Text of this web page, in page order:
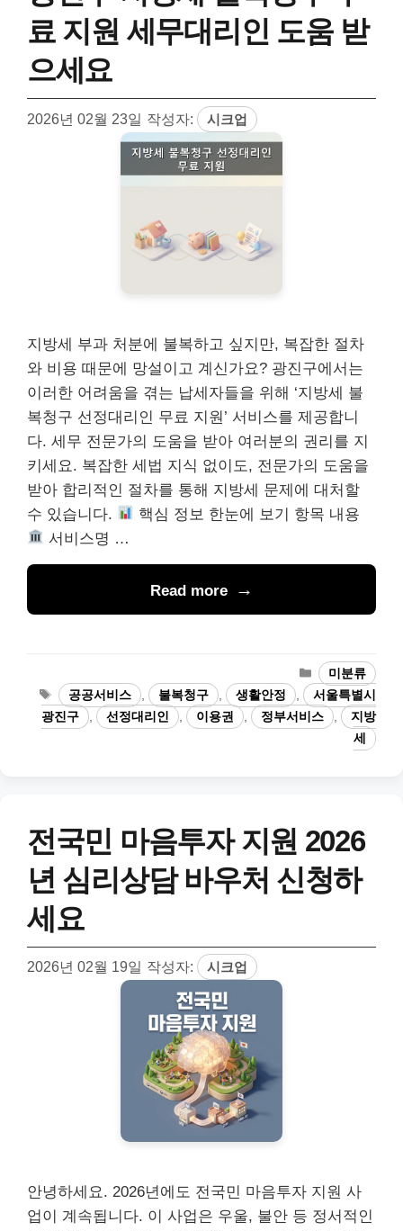
료 지원 세무대리인 도움 받
으세요
2026년 02월 23일 작성자: 시크업
지방세 부과 처분에 불복하고 싶지만, 복잡한 절차
와 비용 때문에 망설이고 계신가요? 광진구에서는
이러한 어려움을 겪는 납세자들을 위해 ‘지방세 불
복청구 선정대리인 무료 지원’ 서비스를 제공합니
다. 세무 전문가의 도움을 받아 여러분의 권리를 지
키세요. 복잡한 세법 지식 없이도, 전문가의 도움을
받아 합리적인 절차를 통해 지방세 문제에 대처할
수 있습니다.
핵심 정보 한눈에 보기 항목 내용
서비스명 …
Read more
카
테
고
리
미분류
태
그
공공서비스 불복청구 생활안정
서울특별시
광진구
선정대리인 이용권 정부서비스
지방
세
전국민 마음투자 지원 2026
년 심리상담 바우처 신청하
세요
2026년 02월 19일 작성자: 시크업
안녕하세요. 2026년에도 전국민 마음투자 지원 사
업이 계속됩니다. 이 사업은 우울, 불안 등 정서적인